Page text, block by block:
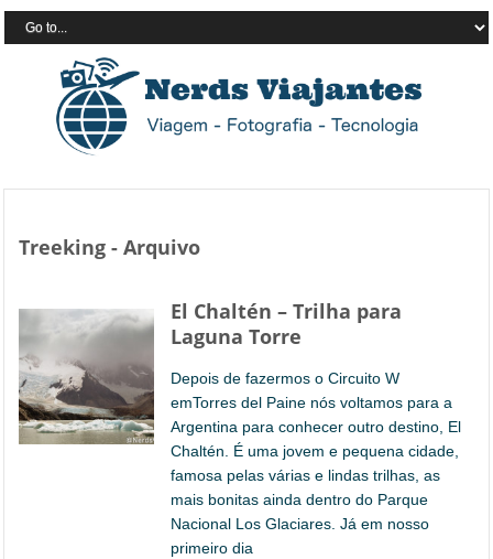
Treeking - Arquivo
El Chaltén – Trilha para
Laguna Torre
Depois de fazermos o Circuito W
emTorres del Paine nós voltamos para a
Argentina para conhecer outro destino, El
Chaltén. É uma jovem e pequena cidade,
famosa pelas várias e lindas trilhas, as
mais bonitas ainda dentro do Parque
Nacional Los Glaciares. Já em nosso
primeiro dia